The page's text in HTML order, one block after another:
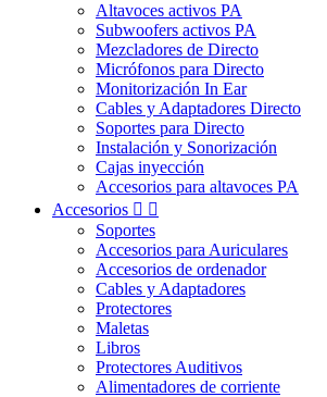
Altavoces activos PA
Subwoofers activos PA
Mezcladores de Directo
Micrófonos para Directo
Monitorización In Ear
Cables y Adaptadores Directo
Soportes para Directo
Instalación y Sonorización
Cajas inyección
Accesorios para altavoces PA
Accesorios  
Soportes
Accesorios para Auriculares
Accesorios de ordenador
Cables y Adaptadores
Protectores
Maletas
Libros
Protectores Auditivos
Alimentadores de corriente